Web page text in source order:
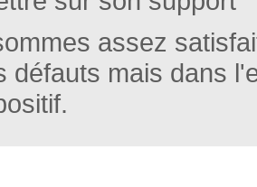
assez
défauts mais dans